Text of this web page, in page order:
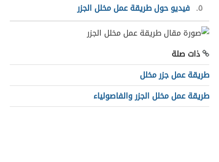
٥ فيديو حول طريقة عمل مخلل الجزر
ذات صلة
طريقة عمل جزر مخلل
طريقة عمل مخلل الجزر والفاصولياء